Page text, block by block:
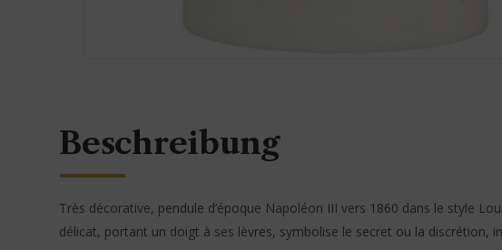
Beschreibung
Très décorative, pendule d’époque Napoléon III vers 1860 dans le style
délicat, portant un doigt à ses lèvres, symbolise le secret ou la discrétion,